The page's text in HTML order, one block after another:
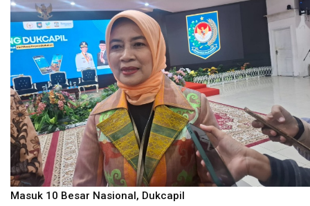
Masuk 10 Besar Nasional, Dukcapil